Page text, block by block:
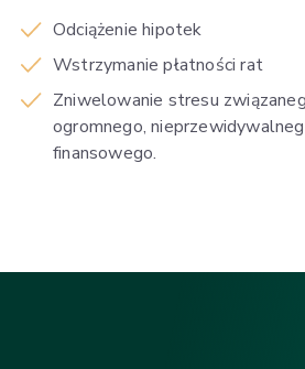
Odciążenie hipotek
Wstrzymanie płatności rat
Zniwelowanie stresu
ogromnego,
finansowego.